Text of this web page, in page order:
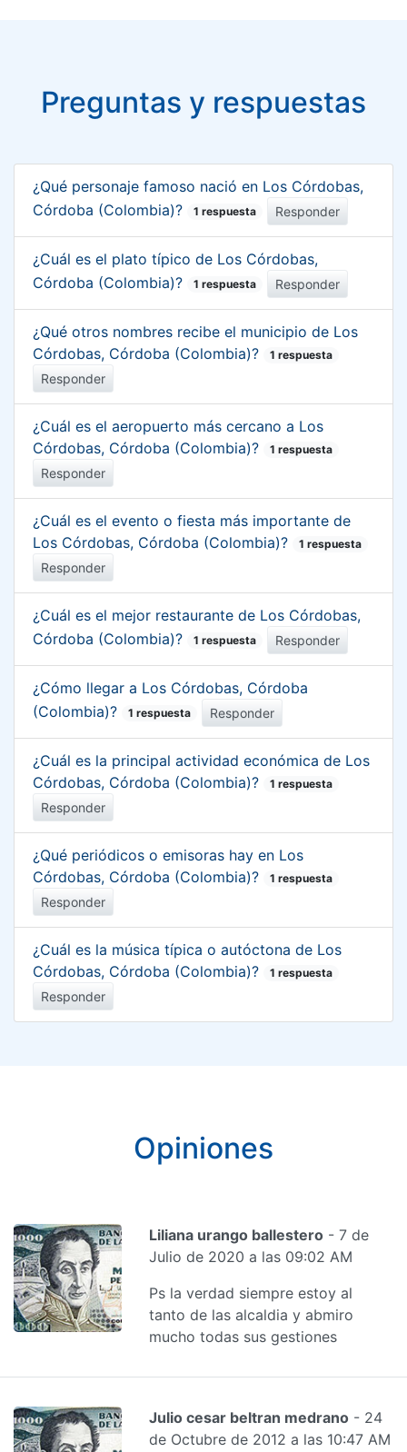
Preguntas y respuestas
¿Qué personaje famoso nació en Los Córdobas,
Córdoba (Colombia)?
1 respuesta Responder
¿Cuál es el plato típico de Los Córdobas,
Córdoba (Colombia)?
1 respuesta Responder
¿Qué otros nombres recibe el municipio de Los
Córdobas, Córdoba (Colombia)?
1 respuesta
Responder
¿Cuál es el aeropuerto más cercano a Los
Córdobas, Córdoba (Colombia)?
1 respuesta
Responder
¿Cuál es el evento o fiesta más importante de
Los Córdobas, Córdoba (Colombia)?
1 respuesta
Responder
¿Cuál es el mejor restaurante de Los Córdobas,
Córdoba (Colombia)?
1 respuesta Responder
¿Cómo llegar a Los Córdobas, Córdoba
(Colombia)?
1 respuesta Responder
¿Cuál es la principal actividad económica de Los
Córdobas, Córdoba (Colombia)?
1 respuesta
Responder
¿Qué periódicos o emisoras hay en Los
Córdobas, Córdoba (Colombia)?
1 respuesta
Responder
¿Cuál es la música típica o autóctona de Los
Córdobas, Córdoba (Colombia)?
1 respuesta
Responder
Opiniones
Liliana urango ballestero - 7 de
Julio de 2020 a las 09:02 AM
Ps la verdad siempre estoy al
tanto de las alcaldia y abmiro
mucho todas sus gestiones
Julio cesar beltran medrano - 24
de Octubre de 2012 a las 10:47 AM